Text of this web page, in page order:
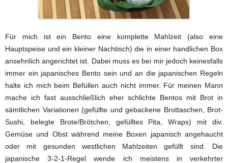
Für mich ist ein Bento eine komplette Mahlzeit (also eine
Hauptspeise und ein kleiner Nachtisch) die in einer handlichen Box
ansehnlich angerichtet ist. Dabei muss es bei mir jedoch keinesfalls
immer ein japanisches Bento sein und an die japanischen Regeln
halte ich mich beim Befüllen auch nicht immer. Für meinen Mann
mache ich fast ausschließlich eher schlichte Bentos mit Brot in
sämtlichen Variationen (gefüllte und gebackene Brottaschen, Brot-
Sushi, belegte Brote/Brötchen, gefülltes Pita, Wraps) mit div.
Gemüse und Obst während meine Boxen japanisch angehaucht
oder mit gesunden westlichen Mahlzeiten gefüllt sind. Die
japanische 3-2-1-Regel wende ich meistens in verkehrter